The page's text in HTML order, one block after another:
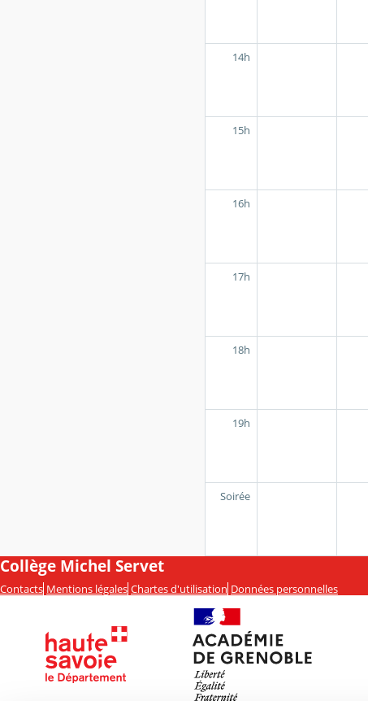
14h
15h
16h
17h
18h
19h
Soirée
Collège Michel Servet
Contacts Mentions légales Chartes d'utilisation Données personnelles